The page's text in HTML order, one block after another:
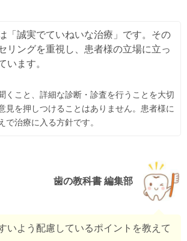
「誠実でていねいな治療」です。その
リングを重視し、患者様の立場に立っ
います。
くこと、詳細な診断・診査を行うことを大切
見を押しつけることはありません。患者様に
で治療に入る方針です。
歯の教科書 編集部
いよう配慮しているポイントを教えて